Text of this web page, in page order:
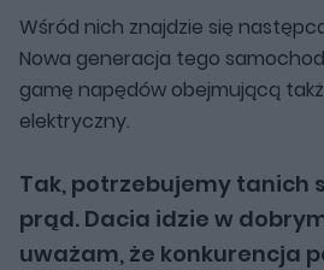
Wśród nich znajdzie się
Nowa generacja tego
gamę napędów obejmującą
elektryczny.
Tak, potrzebujemy tanich
prąd. Dacia idzie w
uważam, że konkurencja